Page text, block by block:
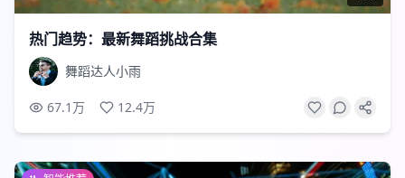
热门趋势：最新舞蹈挑战合集
舞蹈达人小雨
67.1万 12.4万